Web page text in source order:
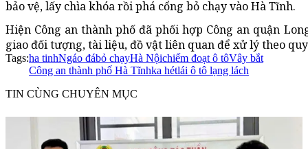
bảo vệ, lấy chìa khóa rồi phá cổng bỏ chạy vào Hà Tĩnh.
Hiện Công an thành phố đã phối hợp Công an quận
giao đối tượng, tài liệu, đồ vật liên quan để xử lý theo
Tags:ha tinhNgáo đábỏ chạyHà Nộichiếm đoạt ô tôVây bắt
Công an thành phố Hà Tĩnhka hétlái ô tô lạng lách
TIN CÙNG CHUYÊN MỤC